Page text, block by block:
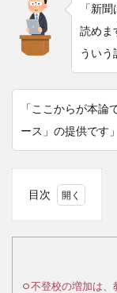
「新
読めま
ういう
「ここからが本
ース」の提供です」
目次
加
不登校の増加は、